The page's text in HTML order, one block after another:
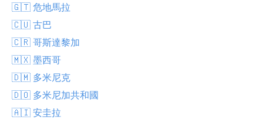
🇬🇹 危地馬拉
🇨🇺 古巴
🇨🇷 哥斯達黎加
🇲🇽 墨西哥
🇩🇲 多米尼克
🇩🇴 多米尼加共和國
🇦🇮 安圭拉